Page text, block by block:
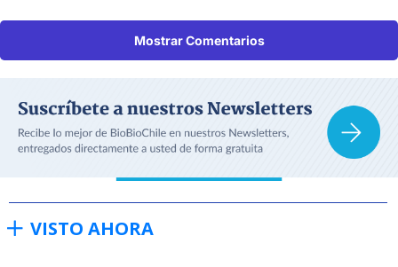
Mostrar Comentarios
VISTO AHORA